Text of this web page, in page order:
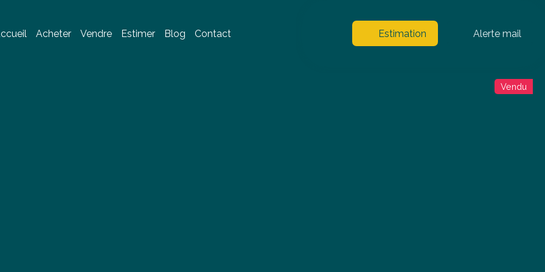
Acheter Vendre Estimer Blog Contact Estimation Alerte mail
Vendu